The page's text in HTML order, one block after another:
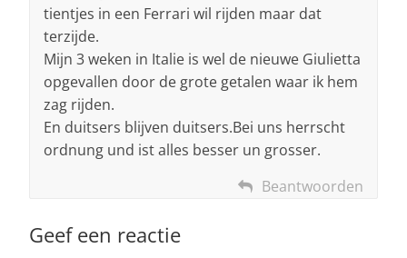
tientjes in een Ferrari wil rijden maar dat
terzijde.
Mijn 3 weken in Italie is wel de nieuwe Giulietta
opgevallen door de grote getalen waar ik hem
zag rijden.
En duitsers blijven duitsers.Bei uns herrscht
ordnung und ist alles besser un grosser.
Beantwoorden
Geef een reactie